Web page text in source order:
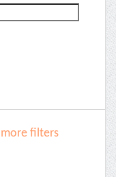
filters